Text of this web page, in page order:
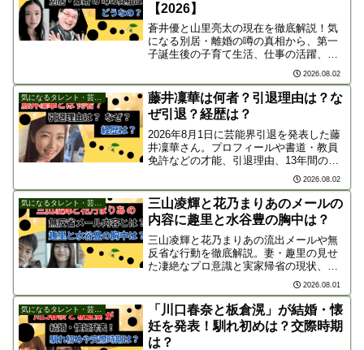
【2026】
蒼井優と山里亮太の現在を徹底解説！気
になる別居・離婚の噂の真相から、第一
子誕生後の子育て生活、仕事の活躍、夫
婦共通の「推し活」まで紹介します。噂
を打ち消す夫婦の深い絆と仲良しエピソ
ードは必見です！
2026.08.02
気になるタレント・芸能人
藤井凜華は何者？引退理由は？な
ぜ引退？経歴は？
2026年8月1日に芸能界引退を発表した藤
井凜華さん。プロフィールや書道・教員
免許などの才能、引退理由、13年間の経
歴、9月26日のラストイベントまで分かり
2026.08.02
気になるタレント・芸能人
三山凌輝と花乃まりあのメールの
内容に趣里と水谷豊の胸中は？
三山凌輝と花乃まりあの流出メールや無
反省な行動を徹底解説。妻・趣里の見せ
た凄絶なプロ意識と実家帰省の現状、
父・水谷豊の悲痛な胸中と、ネット上で
急増する「損切り」離婚推奨の声まで迫
ります。
2026.08.01
「川口春奈と板倉滉」が結婚・懐
妊を発表！馴れ初めは？交際時期
は？